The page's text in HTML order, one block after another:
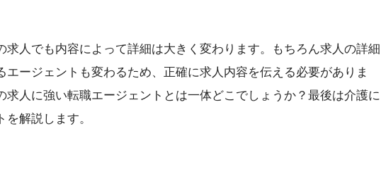
求人でも内容によって詳細は大きく変わります。もちろん求人の詳細
エージェントも変わるため、正確に求人内容を伝える必要がありま
求人に強い転職エージェントとは一体どこでしょうか？最後は介護に
解説します。